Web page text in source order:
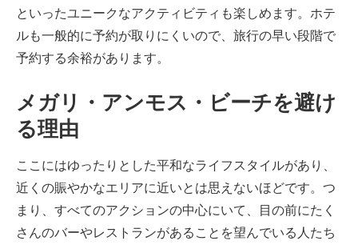
といったユニークなアクティビティも楽しめます。ホテ
ルも一般的に予約が取りにくいので、旅行の早い段階で
予約する余裕があります。
メガリ・アンモス・ビーチを避け
る理由
ここにはゆったりとした平和なライフスタイルがあり、
近くの賑やかなエリアに近いとは思えないほどです。つ
まり、すべてのアクションの中心にいて、目の前にたく
さんのバーやレストランがあることを望んでいる人たち